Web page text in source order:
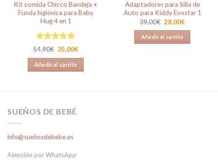
Kit comida Chicco Bandeja +
Funda higiénica para Baby
Hug 4 en 1
Valorado en
5.00
de 5
54,90€ El
precio
original
era:
54,90€.
35,00€El
35,00€.
Añadir al carrito
Adaptadores para Silla de
Auto para Kiddy Evostar 1
39,00€ El
precio
original
era:
39,00€.
28,00€El
28,00€.
Añadir al carrito
SUEÑOS DE BEBÉ
info@sueñosdebebe.es
Atención por WhatsApp